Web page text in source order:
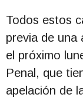
Todos estos
previa de una
el próximo
Penal, que
apelación de